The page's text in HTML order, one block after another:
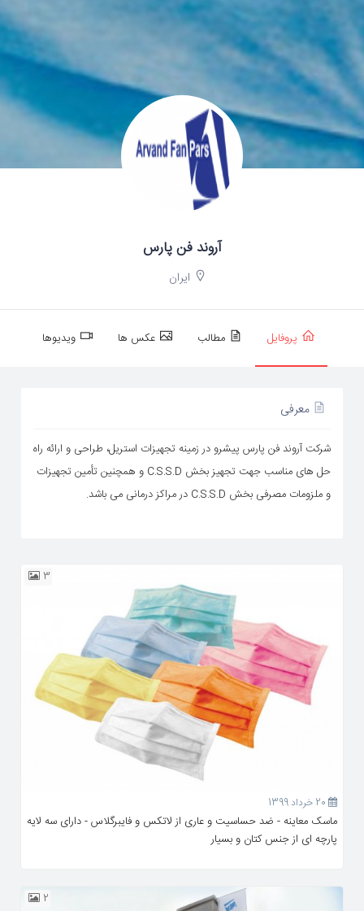
آروند فن پارس
ایران
پروفایل مطالب عکس ها ویدیوها
معرفی
شرکت آروند فن پارس پیشرو در زمینه تجهیزات استریل، طراحی و ارائه راه
حل های مناسب جهت تجهیز بخش C.S.S.D و همچنین تأمین تجهیزات
و ملزومات مصرفی بخش C.S.S.D در مراکز درمانی می باشد.
3
20 خرداد 1399
ماسک معاینه - ضد حساسیت و عاری از لاتکس و فایبرگلاس - دارای سه لایه
پارچه ای از جنس کتان و بسیار
2